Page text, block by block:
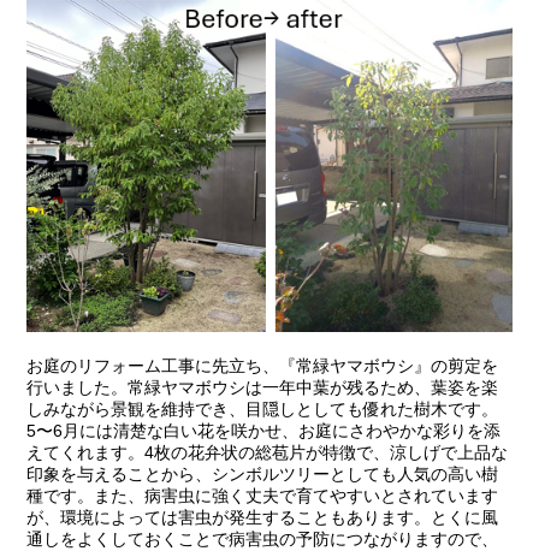
お庭のリフォーム工事に先立ち、『常緑ヤマボウシ』の剪定を
行いました。常緑ヤマボウシは一年中葉が残るため、葉姿を楽
しみながら景観を維持でき、目隠しとしても優れた樹木です。
5〜6月には清楚な白い花を咲かせ、お庭にさわやかな彩りを添
えてくれます。4枚の花弁状の総苞片が特徴で、涼しげで上品な
印象を与えることから、シンボルツリーとしても人気の高い樹
種です。また、病害虫に強く丈夫で育てやすいとされています
が、環境によっては害虫が発生することもあります。とくに風
通しをよくしておくことで病害虫の予防につながりますので、